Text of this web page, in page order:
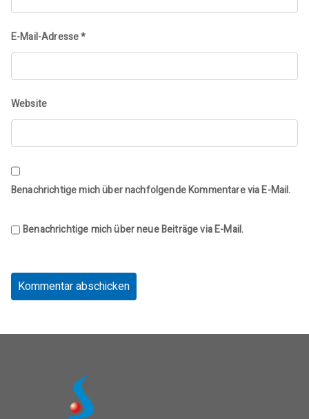
E-Mail-Adresse*
Website
Benachrichtige mich über nachfolgende Kommentare via E-Mail.
Benachrichtige mich über neue Beiträge via E-Mail.